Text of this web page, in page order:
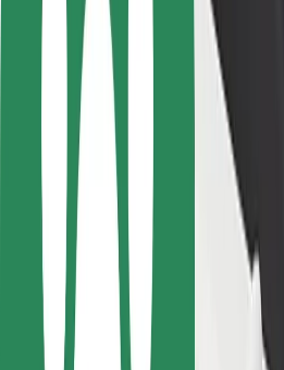
Dónde estamos
Soluciones para las ciudades
Aeropuertos
Estaciones de carga de Bolt
Soporte
Para usuarios
Para conductores
Para repartidores
Bolt Food
Para propietarios de flota